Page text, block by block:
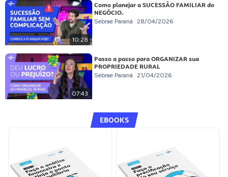
10:28
Como planejar a SUCESSÃO FAMILIAR do
NEGÓCIO.
Sebrae Paraná 28/04/2026
07:43
Passo a passo para ORGANIZAR sua
PROPRIEDADE RURAL
Sebrae Paraná 21/04/2026
EBOOKS